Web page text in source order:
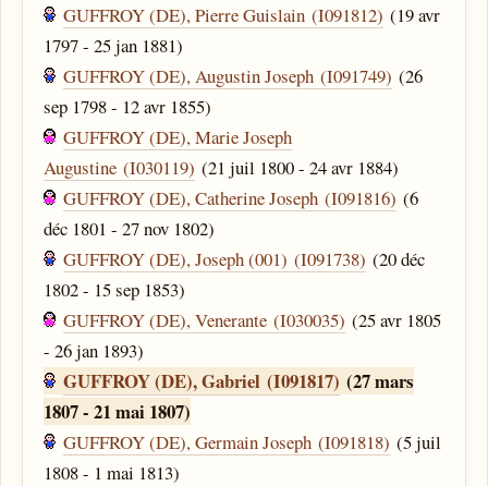
GUFFROY (DE), Pierre Guislain (I091812) (19 avr
1797 - 25 jan 1881)
GUFFROY (DE), Augustin Joseph (I091749) (26
sep 1798 - 12 avr 1855)
GUFFROY (DE), Marie Joseph
Augustine (I030119) (21 juil 1800 - 24 avr 1884)
GUFFROY (DE), Catherine Joseph (I091816) (6
déc 1801 - 27 nov 1802)
GUFFROY (DE), Joseph (001) (I091738) (20 déc
1802 - 15 sep 1853)
GUFFROY (DE), Venerante (I030035) (25 avr 1805
- 26 jan 1893)
GUFFROY (DE), Gabriel (I091817) (27 mars
1807 - 21 mai 1807)
GUFFROY (DE), Germain Joseph (I091818) (5 juil
1808 - 1 mai 1813)